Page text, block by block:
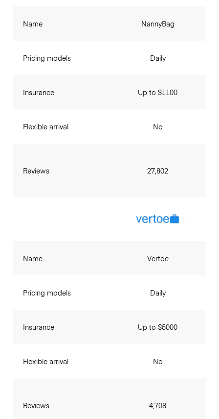
Name
Pricing models
Insurance
Flexible arrival
Reviews
NannyBag
Daily
Up to $1100
No
27,802
Name
Pricing models
Insurance
Flexible arrival
Reviews
Vertoe
Daily
Up to $5000
No
4,708